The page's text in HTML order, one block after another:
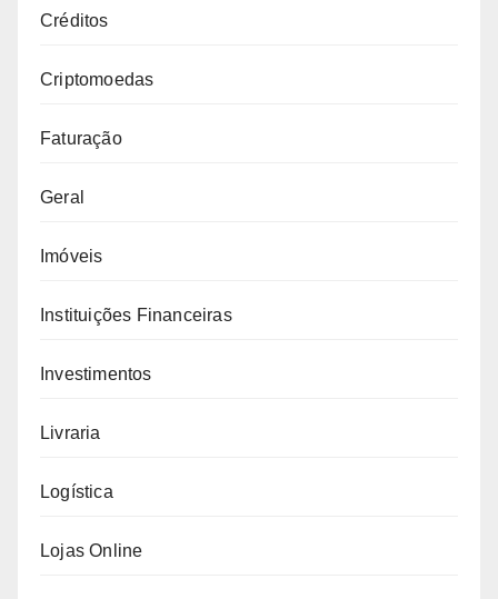
Créditos
Criptomoedas
Faturação
Geral
Imóveis
Instituições Financeiras
Investimentos
Livraria
Logística
Lojas Online